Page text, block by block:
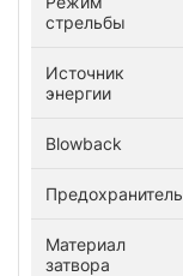
стрельбы
Источник
энергии
Blowback
Предохранитель
Материал
затвора